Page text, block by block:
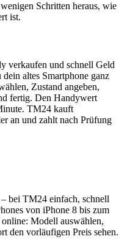
Schritten heraus, wie
ist.
verkaufen und schnell Geld
altes Smartphone ganz
Zustand angeben,
fertig. Den Handywert
TM24 kauft
an und zahlt nach Prüfung
bei TM24 einfach, schnell
von iPhone 8 bis zum
Modell auswählen,
den vorläufigen Preis sehen.